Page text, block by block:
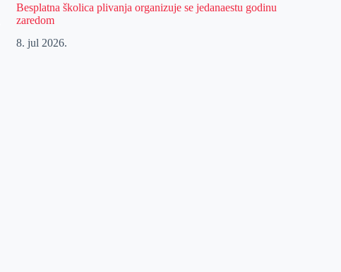
Besplatna školica plivanja organizuje se jedanaestu godinu
zaredom
8. jul 2026.